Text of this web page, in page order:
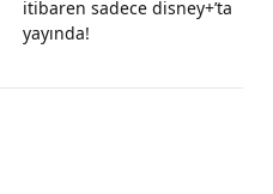
itibaren sadece disney+’ta
yayında!